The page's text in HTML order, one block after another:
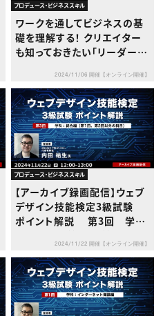
プロデュース・ビジネススキル
ワークを通してビジネスの基
礎を理解する！ クリエイター
も知っておきたい「リーダーシ
2024/11/06 開催【オンライン開催】
プロデュース・ビジネススキル
【アーカイブ録画配信】ウェブ
デザイン技能検定3級試験
ポイント解説 第3回 学
外の科目）2024/11/22 開催【オンライン開催】